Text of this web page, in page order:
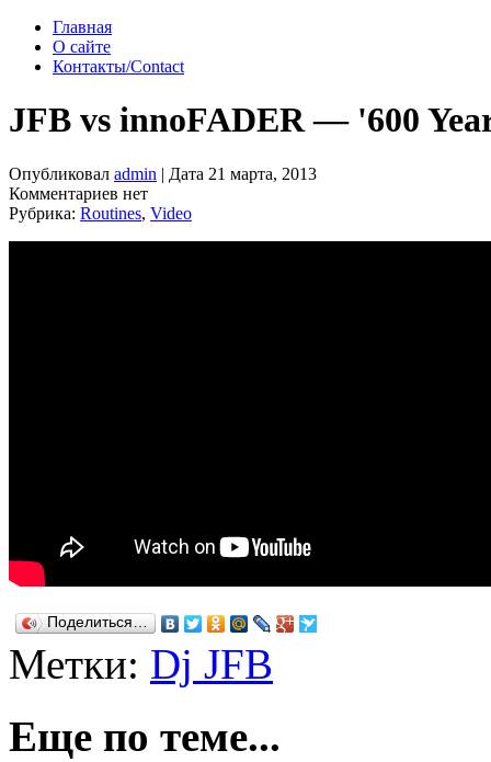
Главная
О сайте
Контакты/Contact
JFB vs innoFADER — '600
Опубликовал admin | Дата 21 марта, 2013
Комментариев нет
Рубрика: Routines, Video
Поделиться…
Метки: Dj JFB
Еще по теме...